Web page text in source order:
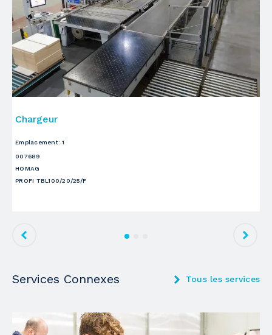
Chargeur
Emplacement:1
007689
HOMAG
PROFI TBL100/20/25/F
Services Connexes Tous les services